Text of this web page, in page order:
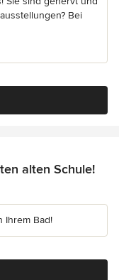
Bei
alten Schule!
Ihrem Bad!